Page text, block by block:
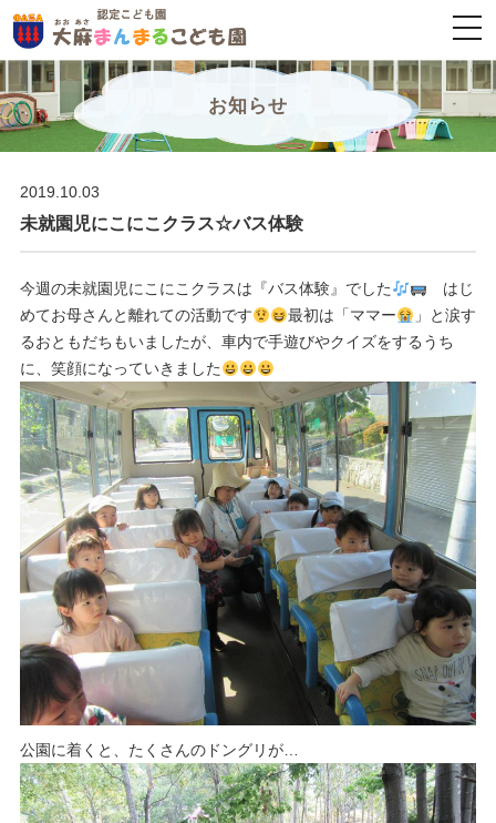
お知らせ
2019.10.03
未就園児にこにこクラス☆バス体験
今週の未就園児にこにこクラスは『バス体験』でした
はじ
めてお母さんと離れての活動です
最初は「ママー
」と涙す
るおともだちもいましたが、車内で手遊びやクイズをするうち
に、笑顔になっていきました
公園に着くと、たくさんのドングリが…